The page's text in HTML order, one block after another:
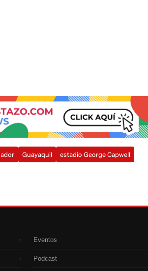
Guayaquil estadio George Capwell
›
›
Eventos
Podcast